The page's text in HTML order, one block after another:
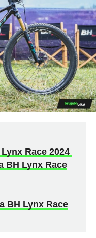
Race 2024
BH Lynx Race
BH Lynx Race